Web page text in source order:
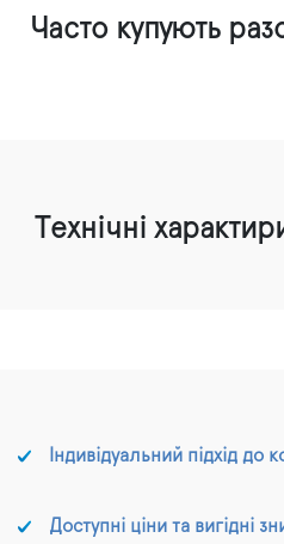
Часто купують
Технічні
Індивідуальний підхід до
Доступні ціни та вигідні